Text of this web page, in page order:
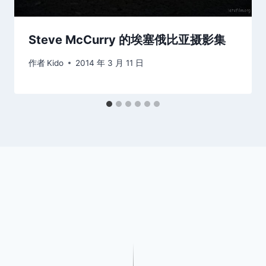
Steve McCurry 的埃塞俄比亚摄影集
作者 Kido 2014 年 3 月 11 日